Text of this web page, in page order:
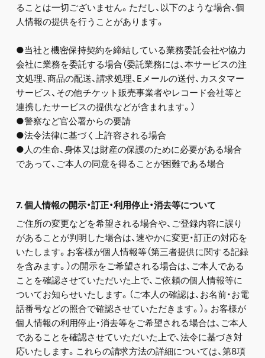
ることは一切ございません。ただし、以下のような場合、個
人情報の提供を行うことがあります。
●当社と機密保持契約を締結している業務委託会社や協力
会社に業務を委託する場合（委託業務には、本サービスの注
文処理、商品の配送、請求処理、Eメールの送付、カスタマー
サービス、その他チケット販売事業者やレコード会社等と
連携したサービスの提供などが含まれます。）
●警察など官公署からの要請
●法令法律に基づく上許容される場合
●人の生命、身体又は財産の保護のために必要がある場合
であって、ご本人の同意を得ることが困難である場合
7. 個人情報の開示・訂正・利用停止・消去等について
ご住所の変更などを希望される場合や、ご登録内容に誤り
があることが判明した場合は、速やかに変更・訂正の対応を
いたします。お客様が個人情報等（第三者提供に関する記録
を含みます。）の開示をご希望される場合は、ご本人である
ことを確認させていただいた上で、ご依頼の個人情報等に
ついてお知らせいたします。（ご本人の確認は、お名前・お電
話番号などの照合で確認させていただきます。）。お客様が
個人情報の利用停止・消去等をご希望される場合は、ご本人
であることを確認させていただいた上で、法令に基づき対
応いたします。これらの請求方法の詳細については、第8項